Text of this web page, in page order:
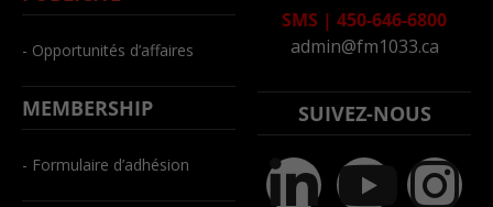
- Opportunités d’affaires
MEMBERSHIP
- Formulaire d’adhésion
SMS | 450-646-6800
admin@fm1033.ca
SUIVEZ-NOUS